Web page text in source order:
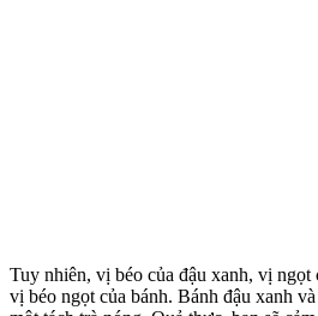
Tuy nhiên, vị béo của đậu xanh, vị
vị béo ngọt của bánh. Bánh đậu xanh